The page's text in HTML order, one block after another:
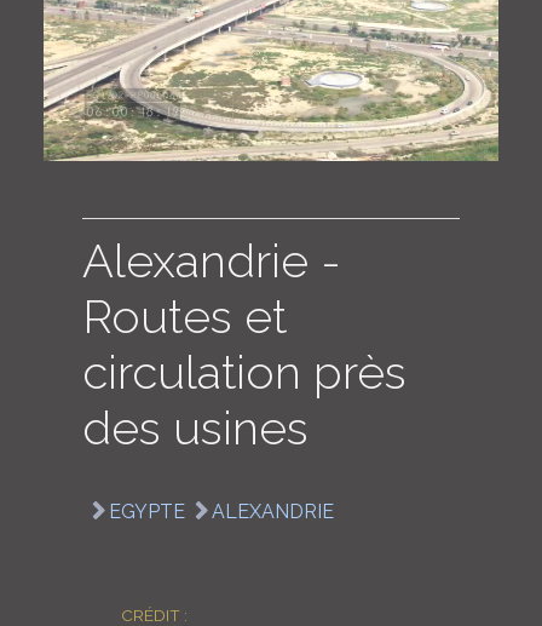
CARTE
COLLECTIONS
Alexandrie -
Routes et
circulation près
des usines
EGYPTE ALEXANDRIE
CRÉDIT :